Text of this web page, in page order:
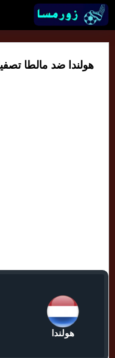
هولندا ضد مالطا
هولندا